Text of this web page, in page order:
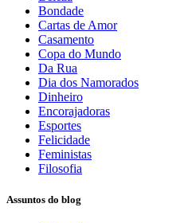
Bondade
Cartas de Amor
Casamento
Copa do Mundo
Da Rua
Dia dos Namorados
Dinheiro
Encorajadoras
Esportes
Felicidade
Feministas
Filosofia
Assuntos do blog